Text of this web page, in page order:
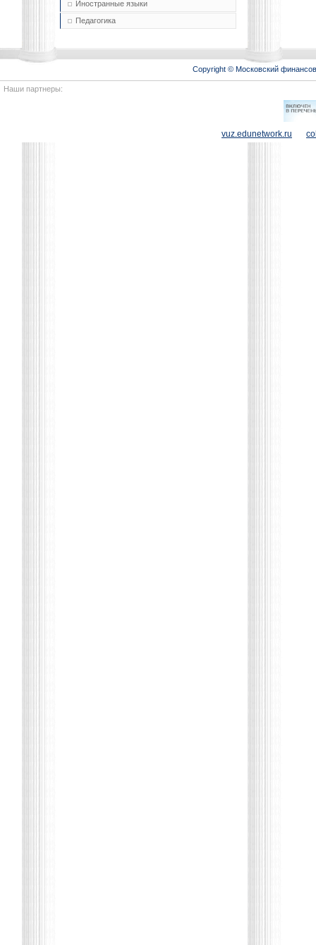
Иностранные языки
Педагогика
Copyright © Московский
Наши партнеры:
vuz.edunetwork.ru